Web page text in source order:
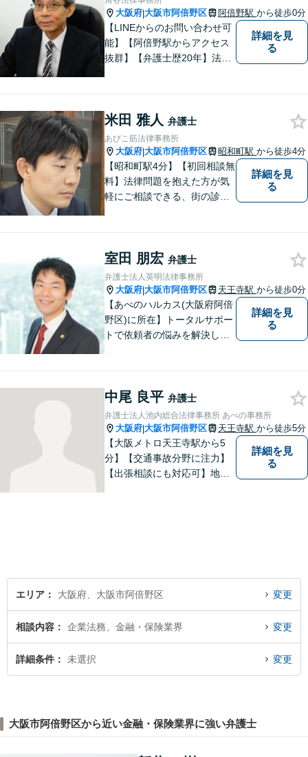
大阪府|大阪市阿倍野区 阿倍野駅 から徒歩0分
【LINEからのお問い合わせ可
能】【阿倍野駅からアクセス
抜群】【弁護士歴20年】法テ
トップ対応が強み！交通事故
／遺産分割／離婚／債務整理
／その他
詳細を見
る
米田 雅人 弁護士
あびこ筋法律事務所
大阪府|大阪市阿倍野区 昭和町駅 から徒歩4分
【昭和町駅4分】【初回相談無
料】法律問題を抱えた方が気
軽にご相談できる、街の診療
い分野に対応しております。
お気軽にご相談ください。
【夜間・休日対応可】
詳細を見
る
室田 朋宏 弁護士
弁護士法人英明法律事務所
大阪府|大阪市阿倍野区 天王寺駅 から徒歩0分
【あべのハルカス(大阪府阿倍
野区)に所在】トータルサポー
トで依頼者の悩みを解決しま
詳細を見
る
中尾 良平 弁護士
弁護士法人池内総合法律事務所 あべの事務所
大阪府|大阪市阿倍野区 天王寺駅 から徒歩5分
【大阪メトロ天王寺駅から5
分】【交通事故分野に注力】
【出張相談にも対応可】地元
詳細を見
る
エリア 大阪府、大阪市阿倍野区 変更
相談内容 企業法務、金融・保険業界 変更
詳細条件 未選択 変更
大阪市阿倍野区から近い金融・保険業界に強い弁護士